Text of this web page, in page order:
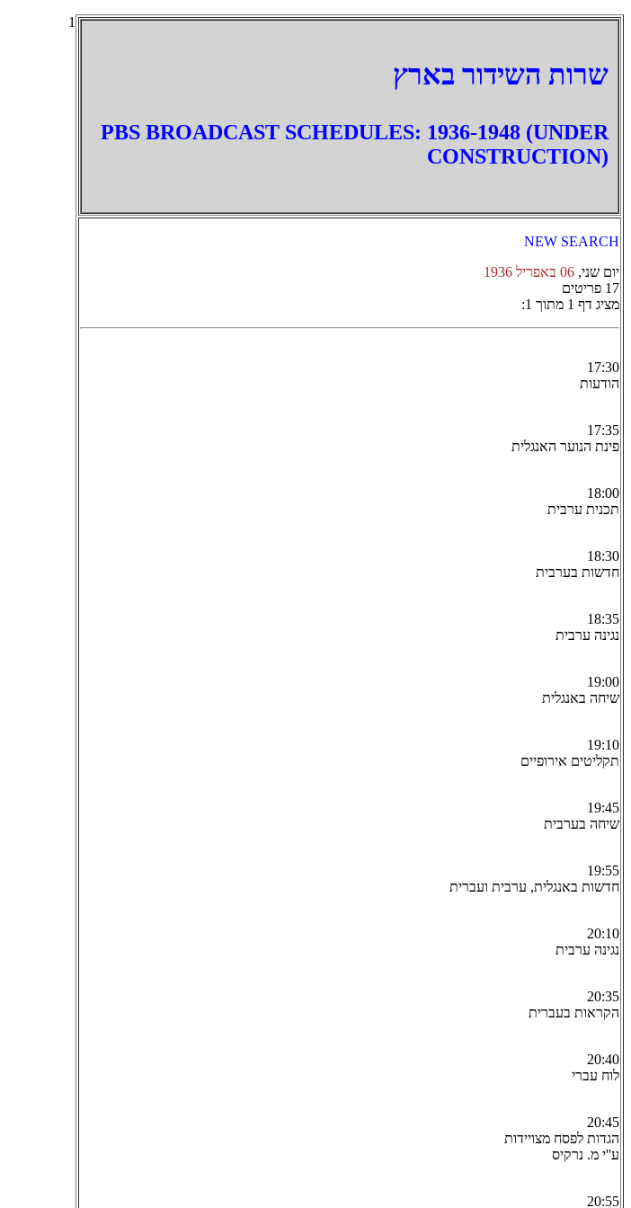
‏שרות השידור בארץ
PBS BROADCAST SCHEDULES: 1936-1948 (UNDER
CONSTRUCTION)
NEW SEARCH
יום שני, 06 באפריל 1936
17 פריטים
מציג דף 1 מתוך 1:
17:30
הודעות
17:35
פינת הנוער האנגלית
18:00
תכנית ערבית
18:30
חדשות בערבית
18:35
נגינה ערבית
19:00
שיחה באנגלית
19:10
תקליטים אירופיים
19:45
שיחה בערבית
19:55
חדשות באנגלית, ערבית ועברית
20:10
נגינה ערבית
20:35
הקראות בעברית
20:40
לוח עברי
20:45
הגדות לפסח מצויידות
ע''י מ. נרקיס
20:55
1